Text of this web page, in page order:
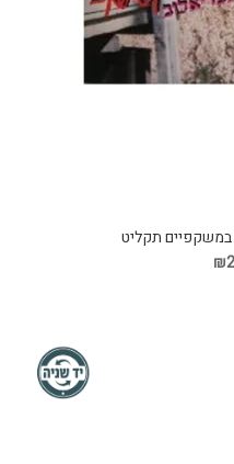
במשקפיים תקליט